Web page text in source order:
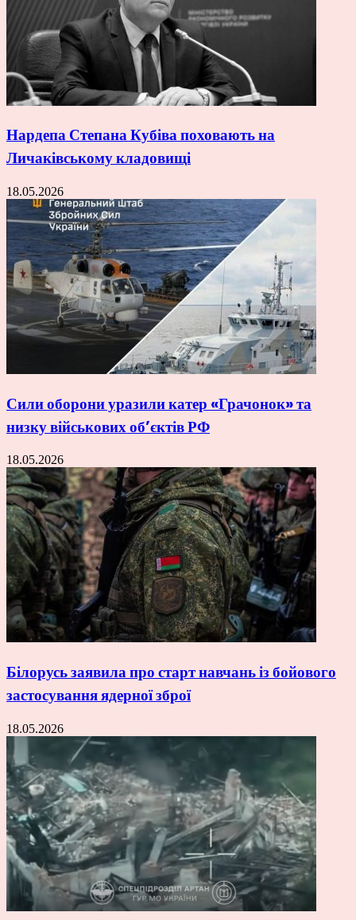
Нардепа Степана Кубіва поховають на
Личаківському кладовищі
18.05.2026
Сили оборони уразили катер «Грачонок» та
низку військових об’єктів РФ
18.05.2026
Білорусь заявила про старт навчань із бойового
застосування ядерної зброї
18.05.2026